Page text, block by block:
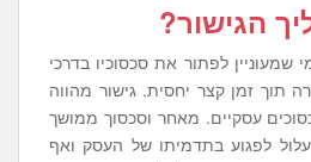
הגישור?
שמעוניין לפתור את סכסוכיו בדרכי
תוך זמן קצר יחסית. גישור מהווה
עסקיים. מאחר וסכסוך ממושך
לפגוע בתדמיתו של העסק ואף